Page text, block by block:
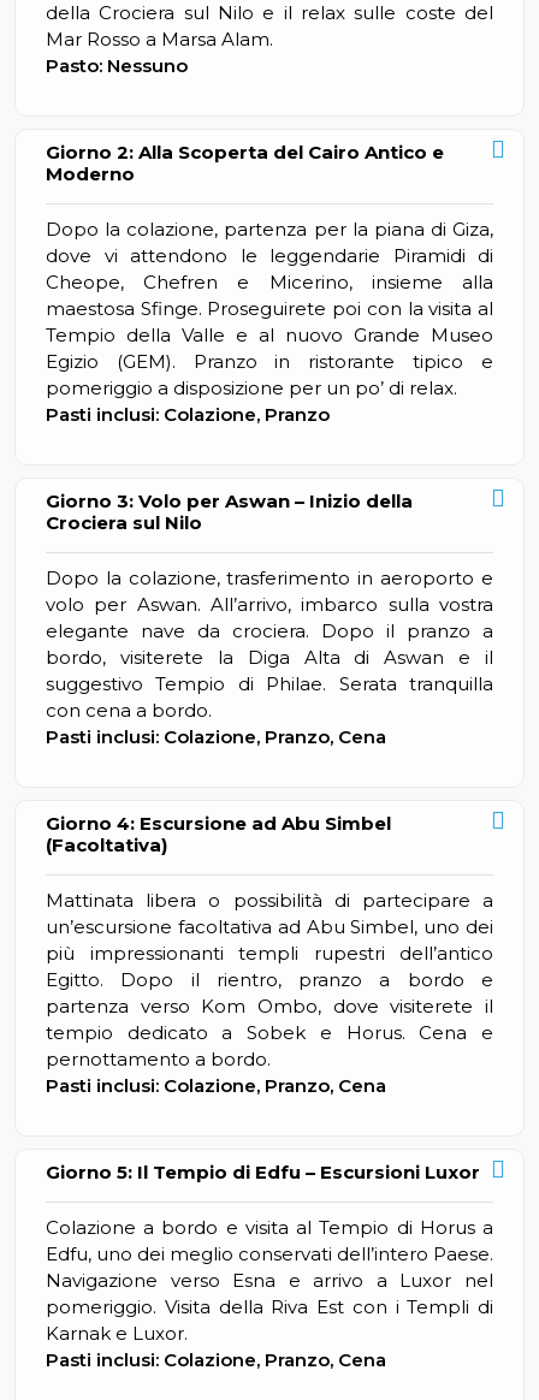
della Crociera sul Nilo e il relax sulle coste del
Mar Rosso a Marsa Alam.
Pasto: Nessuno
Giorno 2: Alla Scoperta del Cairo Antico e
Moderno
Dopo la colazione, partenza per la piana di Giza,
dove vi attendono le leggendarie Piramidi di
Cheope, Chefren e Micerino, insieme alla
maestosa Sfinge. Proseguirete poi con la visita al
Tempio della Valle e al nuovo Grande Museo
Egizio (GEM). Pranzo in ristorante tipico e
pomeriggio a disposizione per un po’ di relax.
Pasti inclusi: Colazione, Pranzo
Giorno 3: Volo per Aswan – Inizio della
Crociera sul Nilo
Dopo la colazione, trasferimento in aeroporto e
volo per Aswan. All’arrivo, imbarco sulla vostra
elegante nave da crociera. Dopo il pranzo a
bordo, visiterete la Diga Alta di Aswan e il
suggestivo Tempio di Philae. Serata tranquilla
con cena a bordo.
Pasti inclusi: Colazione, Pranzo, Cena
Giorno 4: Escursione ad Abu Simbel
(Facoltativa)
Mattinata libera o possibilità di partecipare a
un’escursione facoltativa ad Abu Simbel, uno dei
più impressionanti templi rupestri dell’antico
Egitto. Dopo il rientro, pranzo a bordo e
partenza verso Kom Ombo, dove visiterete il
tempio dedicato a Sobek e Horus. Cena e
pernottamento a bordo.
Pasti inclusi: Colazione, Pranzo, Cena
Giorno 5: Il Tempio di Edfu – Escursioni Luxor
Colazione a bordo e visita al Tempio di Horus a
Edfu, uno dei meglio conservati dell’intero Paese.
Navigazione verso Esna e arrivo a Luxor nel
pomeriggio. Visita della Riva Est con i Templi di
Karnak e Luxor.
Pasti inclusi: Colazione, Pranzo, Cena